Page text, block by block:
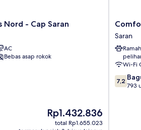
Nord - Cap Saran
AC
Bebas asap rokok
Harga
sekarang
Rp1.432.836
total Rp1.655.023
Comfort
Hotel
Orleans
Saran
Saran
Saran
Wi-Fi
7.2
dari
7,2
793